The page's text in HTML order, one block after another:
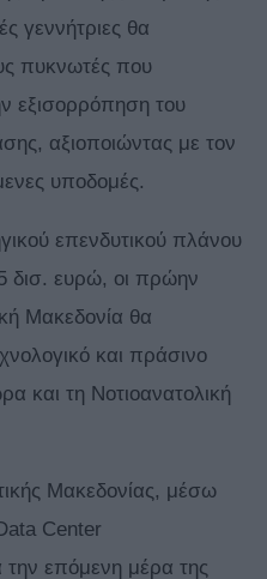
γεννήτριες θα
πυκνωτές που
εξισορρόπηση του
αξιοποιώντας με τον
υποδομές.
επενδυτικού πλάνου
δισ. ευρώ, οι πρώην
Μακεδονία θα
και πράσινο
και τη Νοτιοανατολική
Μακεδονίας, μέσω
Center
την επόμενη μέρα της